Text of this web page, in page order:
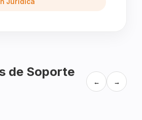
de Soporte
← →